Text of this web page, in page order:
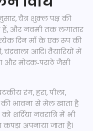
चैत्र शुक्ल पक्ष की
हैं, और नवमी तक लगातार
दिन माँ के एक रूप की
चंद्रवाला आदि। तैयारियों में
और मोदक‑पराठे जैसी
रंग, हरा, पीला,
भावना से मेल खाता है
शर्दिया नवरात्रि में भी
अपनाया जाता है।